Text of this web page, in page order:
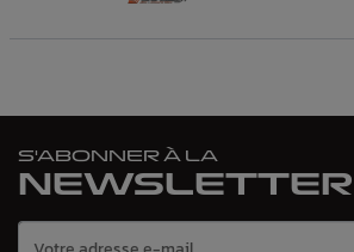
S'ABONNER À LA
NEWSLETTER